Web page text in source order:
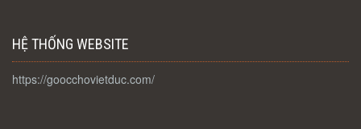
HỆ THỐNG WEBSITE
https://goocchovietduc.com/